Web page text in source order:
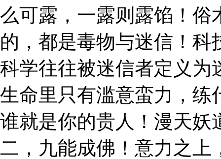
么可露，一露则露馅！俗
的，都是毒物与迷信！
科学往往被迷信者定义为
生命里只有滥意蛮力，练
谁就是你的贵人！漫天妖
二，九能成佛！意力之上